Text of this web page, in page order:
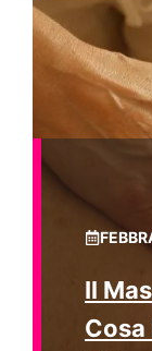
Il
Cosa